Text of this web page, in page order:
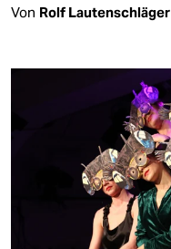
Von Rolf Lautenschläger